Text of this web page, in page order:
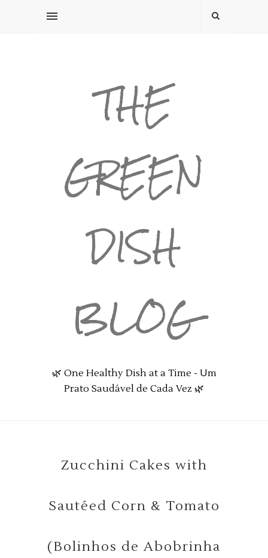
THE
GREEN
DISH
BLOG
🌿 One Healthy Dish at a Time - Um
Prato Saudável de Cada Vez 🌿
Zucchini Cakes with
Sautéed Corn & Tomato
(Bolinhos de Abobrinha